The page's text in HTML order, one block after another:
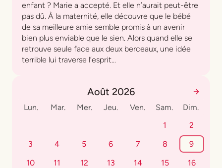
enfant ? Marie a accepté. Et elle n’aurait peut-être
pas dû. À la maternité, elle découvre que le bébé
de sa meilleure amie semble promis à un avenir
bien plus enviable que le sien. Alors quand elle se
retrouve seule face aux deux berceaux, une idée
terrible lui traverse l’esprit...
Août 2026
Lun. Mar. Mer. Jeu. Ven. Sam.
Dim.
1
2
3
4 5 6 7 8
9
10
11 12 13 14 15
16